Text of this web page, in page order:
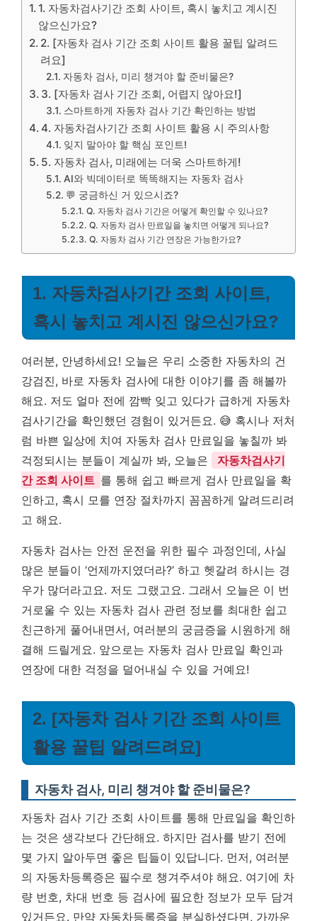
1. 자동차검사기간 조회 사이트, 혹시 놓치고 계시진
않으신가요?
2. [자동차 검사 기간 조회 사이트 활용 꿀팁 알려드
려요]
자동차 검사, 미리 챙겨야 할 준비물은?
3. [자동차 검사 기간 조회, 어렵지 않아요!]
스마트하게 자동차 검사 기간 확인하는 방법
4. 자동차검사기간 조회 사이트 활용 시 주의사항
잊지 말아야 할 핵심 포인트!
5. 자동차 검사, 미래에는 더욱 스마트하게!
AI와 빅데이터로 똑똑해지는 자동차 검사
💬 궁금하신 거 있으시죠?
Q. 자동차 검사 기간은 어떻게 확인할 수 있나요?
Q. 자동차 검사 만료일을 놓치면 어떻게 되나요?
Q. 자동차 검사 기간 연장은 가능한가요?
1. 자동차검사기간 조회 사이트,
혹시 놓치고 계시진 않으신가요?
여러분, 안녕하세요! 오늘은 우리 소중한 자동차의 건
강검진, 바로 자동차 검사에 대한 이야기를 좀 해볼까
해요. 저도 얼마 전에 깜빡 잊고 있다가 급하게 자동차
검사기간을 확인했던 경험이 있거든요. 😅 혹시나 저처
럼 바쁜 일상에 치여 자동차 검사 만료일을 놓칠까 봐
걱정되시는 분들이 계실까 봐, 오늘은
자동차검사기
간 조회 사이트 를 통해 쉽고 빠르게 검사 만료일을 확
인하고, 혹시 모를 연장 절차까지 꼼꼼하게 알려드리려
고 해요.
자동차 검사는 안전 운전을 위한 필수 과정인데, 사실
많은 분들이 ‘언제까지였더라?’ 하고 헷갈려 하시는 경
우가 많더라고요. 저도 그랬고요. 그래서 오늘은 이 번
거로울 수 있는 자동차 검사 관련 정보를 최대한 쉽고
친근하게 풀어내면서, 여러분의 궁금증을 시원하게 해
결해 드릴게요. 앞으로는 자동차 검사 만료일 확인과
연장에 대한 걱정을 덜어내실 수 있을 거예요!
2. [자동차 검사 기간 조회 사이트
활용 꿀팁 알려드려요]
자동차 검사, 미리 챙겨야 할 준비물은?
자동차 검사 기간 조회 사이트를 통해 만료일을 확인하
는 것은 생각보다 간단해요. 하지만 검사를 받기 전에
몇 가지 알아두면 좋은 팁들이 있답니다. 먼저, 여러분
의 자동차등록증은 필수로 챙겨주셔야 해요. 여기에 차
량 번호, 차대 번호 등 검사에 필요한 정보가 모두 담겨
있거든요. 만약 자동차등록증을 분실하셨다면, 가까운